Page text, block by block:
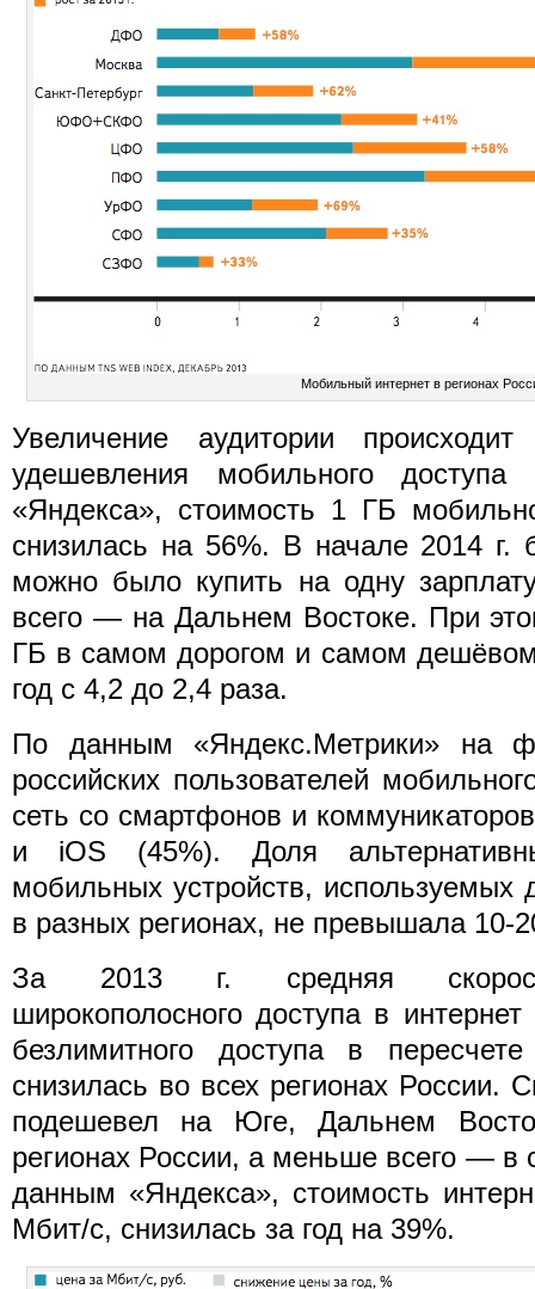
Мобильный интернет в регионах
Увеличение аудитории
удешевления мобильного
«Яндекса», стоимость 1 ГБ
снизилась на 56%. В начале 2014 г.
можно было купить на одну
всего — на Дальнем Востоке. При
ГБ в самом дорогом и самом дешёвом
год с 4,2 до 2,4 раза.
По данным «Яндекс.Метрики» на
российских пользователей
сеть со смартфонов и
и iOS (45%). Доля
мобильных устройств, используемых
в разных регионах, не превышала 10-
За 2013 г. средняя
широкополосного доступа в
безлимитного доступа в
снизилась во всех регионах России.
подешевел на Юге, Дальнем
регионах России, а меньше всего — в
данным «Яндекса», стоимость
Мбит/c, снизилась за год на 39%.